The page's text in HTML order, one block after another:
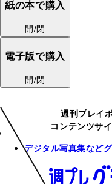
紙の本で購入
開/閉
電子版で購入
開/閉
週刊プレイ
コンテンツサ
デジタル写真集など